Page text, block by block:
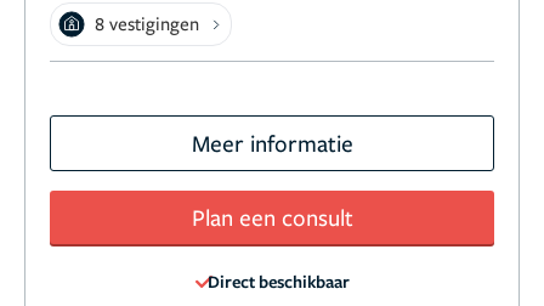
8 vestigingen
Meer informatie
Plan een consult
Direct beschikbaar